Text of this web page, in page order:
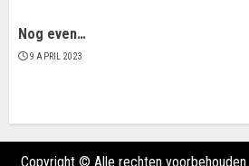
Nog even…
9 APRIL 2023
Copyright © Alle rechten voorbehouden.